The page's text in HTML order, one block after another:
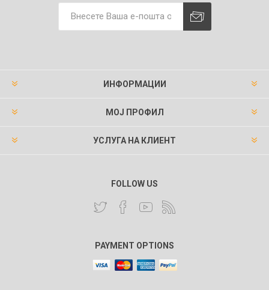
ИНФОРМАЦИИ
МОЈ ПРОФИЛ
УСЛУГА НА КЛИЕНТ
FOLLOW US
PAYMENT OPTIONS